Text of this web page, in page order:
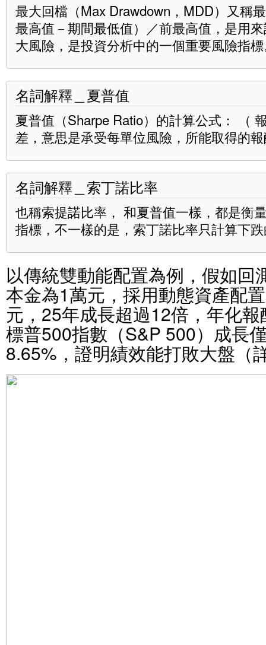
最大回檔（Max Drawdown，MDD）又稱
最高值－期間最低值）／前最高值，是用
大風險，是投資分析中的一個重要風險指
名詞解釋＿夏普值
夏普值（Sharpe Ratio）的計算公式： （
差，意思是承受每單位風險，所能取得的
名詞解釋＿索丁諾比率
也稱索提諾比率， 和夏普值一樣，都是衡
指標，不一樣的是，索丁諾比率只計算下
以傳統雙動能配置為例，假如回
本金為1萬元，採用動態資產配
元，25年成長超過12倍，年化
標普500指數（S&P 500）成長
8.65%，證明績效能打敗大盤（